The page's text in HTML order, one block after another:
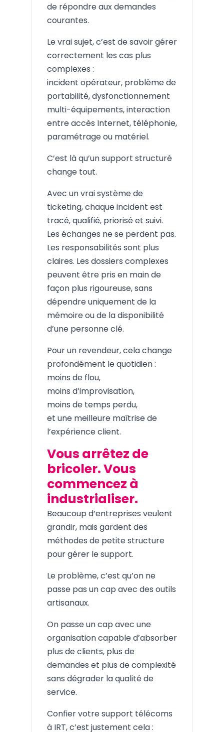
de répondre aux demandes
courantes.
Le vrai sujet, c’est de savoir gérer
correctement les cas plus
complexes :
incident opérateur, problème de
portabilité, dysfonctionnement
multi-équipements, interaction
entre accès Internet, téléphonie,
paramétrage ou matériel.
C’est là qu’un support structuré
change tout.
Avec un vrai système de
ticketing, chaque incident est
tracé, qualifié, priorisé et suivi.
Les échanges ne se perdent pas.
Les responsabilités sont plus
claires. Les dossiers complexes
peuvent être pris en main de
façon plus rigoureuse, sans
dépendre uniquement de la
mémoire ou de la disponibilité
d’une personne clé.
Pour un revendeur, cela change
profondément le quotidien :
moins de flou,
moins d’improvisation,
moins de temps perdu,
et une meilleure maîtrise de
l’expérience client.
Vous arrêtez de
bricoler. Vous
commencez à
industrialiser.
Beaucoup d’entreprises veulent
grandir, mais gardent des
méthodes de petite structure
pour gérer le support.
Le problème, c’est qu’on ne
passe pas un cap avec des outils
artisanaux.
On passe un cap avec une
organisation capable d’absorber
plus de clients, plus de
demandes et plus de complexité
sans dégrader la qualité de
service.
Confier votre support télécoms
à IRT, c’est justement cela :